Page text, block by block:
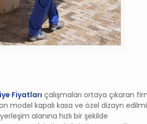
Fiyatları çalışmaları ortaya çıkaran
kapalı kasa ve özel dizayn
alanına hızlı bir şekilde